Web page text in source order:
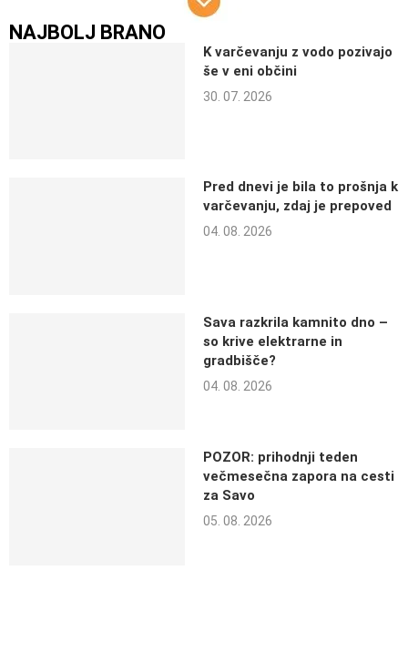
NAJBOLJ BRANO
K varčevanju z vodo pozivajo
še v eni občini
30. 07. 2026
Pred dnevi je bila to prošnja k
varčevanju, zdaj je prepoved
04. 08. 2026
Sava razkrila kamnito dno –
so krive elektrarne in
gradbišče?
04. 08. 2026
POZOR: prihodnji teden
večmesečna zapora na cesti
za Savo
05. 08. 2026